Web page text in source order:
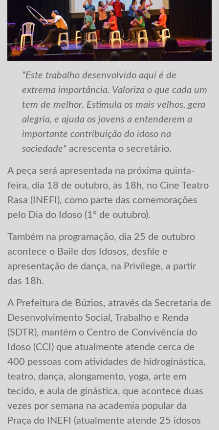
"Este trabalho desenvolvido aqui é de
extrema importância. Valoriza o que cada um
tem de melhor. Estimula os mais velhos, gera
alegria, e ajuda os jovens a entenderem a
importante contribuição do idoso na
sociedade" acrescenta o secretário.
A peça será apresentada na próxima quinta-
feira, dia 18 de outubro, às 18h, no Cine Teatro
Rasa (INEFI), como parte das comemorações
pelo Dia do Idoso (1º de outubro).
Também na programação, dia 25 de outubro
acontece o Baile dos Idosos, desfile e
apresentação de dança, na Privilege, a partir
das 18h.
A Prefeitura de Búzios, através da Secretaria de
Desenvolvimento Social, Trabalho e Renda
(SDTR), mantém o Centro de Convivência do
Idoso (CCI) que atualmente atende cerca de
400 pessoas com atividades de hidroginástica,
teatro, dança, alongamento, yoga, arte em
tecido, e aula de ginástica, que acontece duas
vezes por semana na academia popular da
Praça do INEFI (atualmente atende 25 idosos